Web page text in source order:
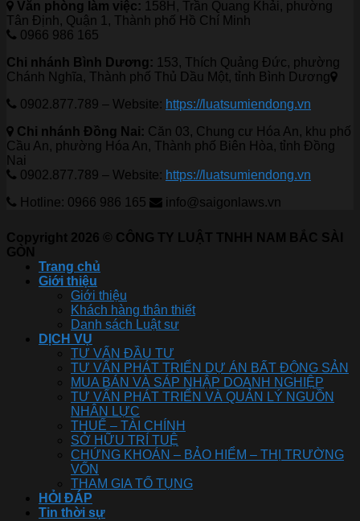
Văn phòng làm việc: 158H, Trần Quang Khải, phường
Tân Định, Quận 1, Thành phố Hồ Chí Minh
0966 986 165
Chi nhánh Bình Dương: 153, Thích Quảng Đức, phường
Chánh Nghĩa, Thành phố Thủ Dầu Một, tỉnh Bình Dương
0902.877.789 – Website: https://luatsumiendong.vn
Chi nhánh Đồng Nai: Căn 03, Chung cư Hóa An, khu phố
Cầu An, phường Hóa An, Thành phố Biên Hòa, tỉnh Đồng
Nai
0902.877.789 – Website: https://luatsumiendong.vn
Hotline: 0966 986 165
info@saigonlaws.vn
Copyright 2026 © CÔNG TY LUẬT TNHH NAM BẮC SÀI
GÒN
Trang chủ
Giới thiệu
Giới thiệu
Khách hàng thân thiết
Danh sách Luật sư
DỊCH VỤ
TƯ VẤN ĐẦU TƯ
TƯ VẤN PHÁT TRIỂN DỰ ÁN BẤT ĐỘNG SẢN
MUA BÁN VÀ SÁP NHẬP DOANH NGHIỆP
TƯ VẤN PHÁT TRIỂN VÀ QUẢN LÝ NGUỒN
NHÂN LỰC
THUẾ – TÀI CHÍNH
SỞ HỮU TRÍ TUỆ
CHỨNG KHOÁN – BẢO HIỂM – THỊ TRƯỜNG
VỐN
THAM GIA TỐ TỤNG
HỎI ĐÁP
Tin thời sự